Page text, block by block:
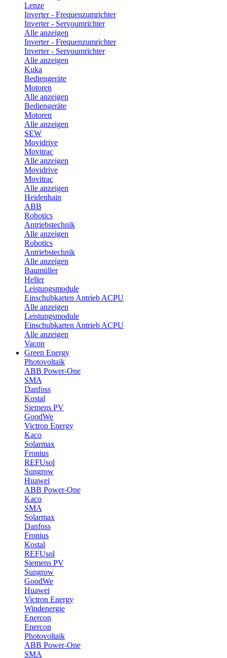
Lenze
Inverter - Frequenzumrichter
Inverter - Servoumrichter
Alle anzeigen
Inverter - Frequenzumrichter
Inverter - Servoumrichter
Alle anzeigen
Kuka
Bediengeräte
Motoren
Alle anzeigen
Bediengeräte
Motoren
Alle anzeigen
SEW
Movidrive
Movitrac
Alle anzeigen
Movidrive
Movitrac
Alle anzeigen
Heidenhain
ABB
Robotics
Antriebstechnik
Alle anzeigen
Robotics
Antriebstechnik
Alle anzeigen
Baumüller
Heller
Leistungsmodule
Einschubkarten Antrieb ACPU
Alle anzeigen
Leistungsmodule
Einschubkarten Antrieb ACPU
Alle anzeigen
Vacon
Green Energy
Photovoltaik
ABB Power-One
SMA
Danfoss
Kostal
Siemens PV
GoodWe
Victron Energy
Kaco
Solarmax
Fronius
REFUsol
Sungrow
Huawei
ABB Power-One
Kaco
SMA
Solarmax
Danfoss
Fronius
Kostal
REFUsol
Siemens PV
Sungrow
GoodWe
Huawei
Victron Energy
Windenergie
Enercon
Enercon
Photovoltaik
ABB Power-One
SMA